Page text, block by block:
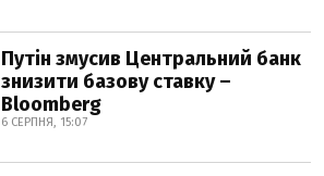
Путін змусив Центральний банк
знизити базову ставку –
Bloomberg
6 СЕРПНЯ, 15:07